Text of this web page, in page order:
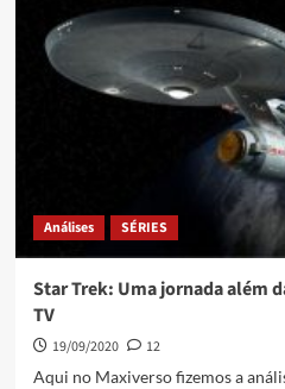
Análises SÉRIES
Star Trek: Uma jornada além
TV
19/09/2020
12
Aqui no Maxiverso fizemos a